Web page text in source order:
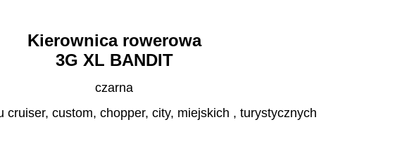
Kierownica rowerowa
3G XL BANDIT
czarna
cruiser, custom, chopper, city, miejskich , turystycznych